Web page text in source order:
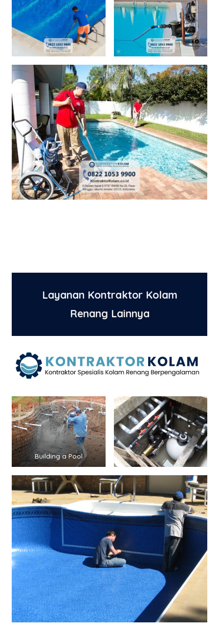
Layanan Kontraktor Kolam
Renang Lainnya
Building a Pool